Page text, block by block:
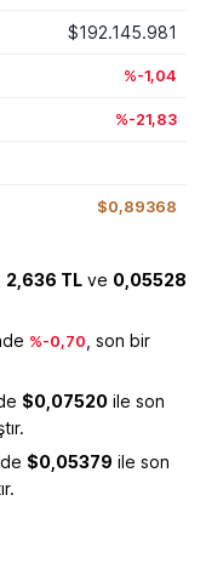
$192.145.981
%-1,04
%-21,83
$0,89368
2,636 TL ve 0,05528
%-0,70 , son bir
$0,07520 ile son
$0,05379 ile son